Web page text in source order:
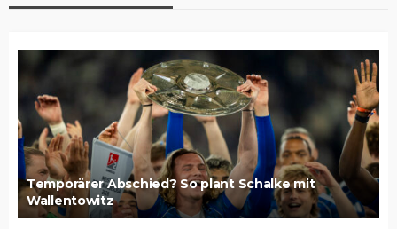
Temporärer Abschied? So plant Schalke mit
Wallentowitz